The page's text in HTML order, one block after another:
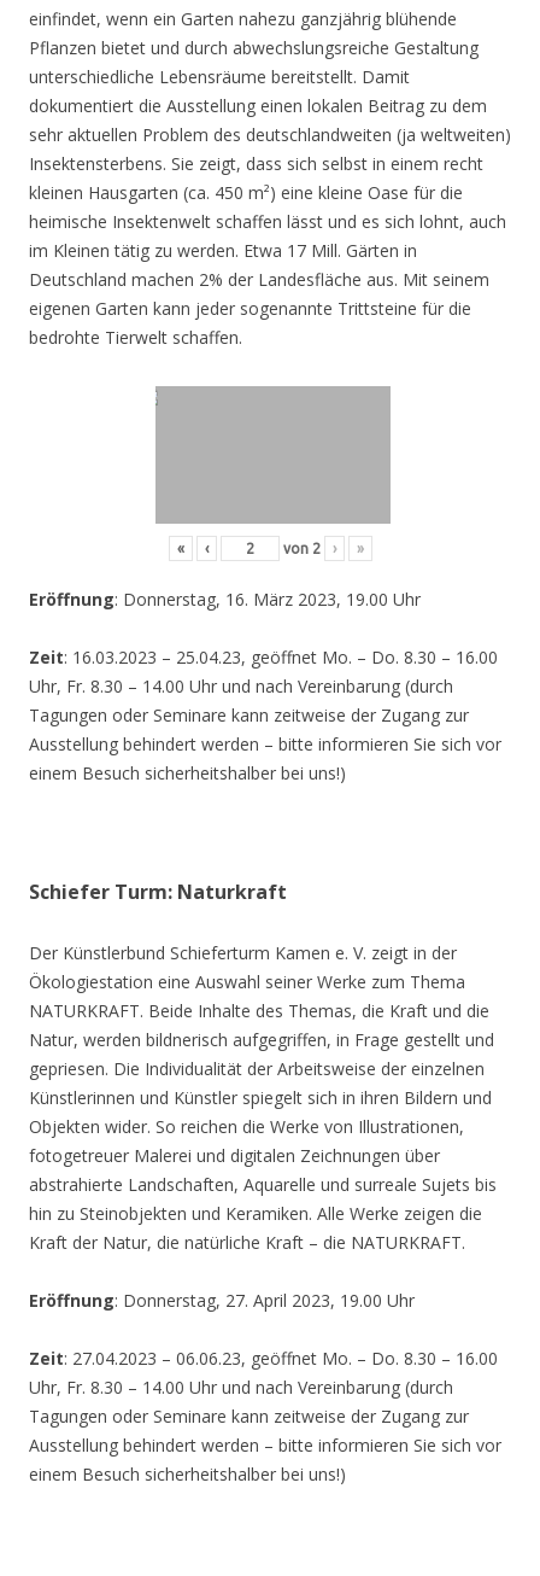
einfindet, wenn ein Garten nahezu ganzjährig blühende
Pflanzen bietet und durch abwechslungsreiche Gestaltung
unterschiedliche Lebensräume bereitstellt. Damit
dokumentiert die Ausstellung einen lokalen Beitrag zu dem
sehr aktuellen Problem des deutschlandweiten (ja weltweiten)
Insektensterbens. Sie zeigt, dass sich selbst in einem recht
kleinen Hausgarten (ca. 450 m²) eine kleine Oase für die
heimische Insektenwelt schaffen lässt und es sich lohnt, auch
im Kleinen tätig zu werden. Etwa 17 Mill. Gärten in
Deutschland machen 2% der Landesfläche aus. Mit seinem
eigenen Garten kann jeder sogenannte Trittsteine für die
bedrohte Tierwelt schaffen.
« ‹ von 2 › »
Eröffnung: Donnerstag, 16. März 2023, 19.00 Uhr
Zeit: 16.03.2023 – 25.04.23, geöffnet Mo. – Do. 8.30 – 16.00
Uhr, Fr. 8.30 – 14.00 Uhr und nach Vereinbarung (durch
Tagungen oder Seminare kann zeitweise der Zugang zur
Ausstellung behindert werden – bitte informieren Sie sich vor
einem Besuch sicherheitshalber bei uns!)
Schiefer Turm: Naturkraft
Der Künstlerbund Schieferturm Kamen e. V. zeigt in der
Ökologiestation eine Auswahl seiner Werke zum Thema
NATURKRAFT. Beide Inhalte des Themas, die Kraft und die
Natur, werden bildnerisch aufgegriffen, in Frage gestellt und
gepriesen. Die Individualität der Arbeitsweise der einzelnen
Künstlerinnen und Künstler spiegelt sich in ihren Bildern und
Objekten wider. So reichen die Werke von Illustrationen,
fotogetreuer Malerei und digitalen Zeichnungen über
abstrahierte Landschaften, Aquarelle und surreale Sujets bis
hin zu Steinobjekten und Keramiken. Alle Werke zeigen die
Kraft der Natur, die natürliche Kraft – die NATURKRAFT.
Eröffnung: Donnerstag, 27. April 2023, 19.00 Uhr
Zeit: 27.04.2023 – 06.06.23, geöffnet Mo. – Do. 8.30 – 16.00
Uhr, Fr. 8.30 – 14.00 Uhr und nach Vereinbarung (durch
Tagungen oder Seminare kann zeitweise der Zugang zur
Ausstellung behindert werden – bitte informieren Sie sich vor
einem Besuch sicherheitshalber bei uns!)